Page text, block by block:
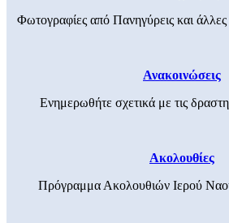
Φωτογραφίες από Πανηγύρεις και
Ανακοινώσεις
Ενημερωθήτε σχετικά με τις
Ακολουθίες
Πρόγραμμα Ακολουθιών Ιερού